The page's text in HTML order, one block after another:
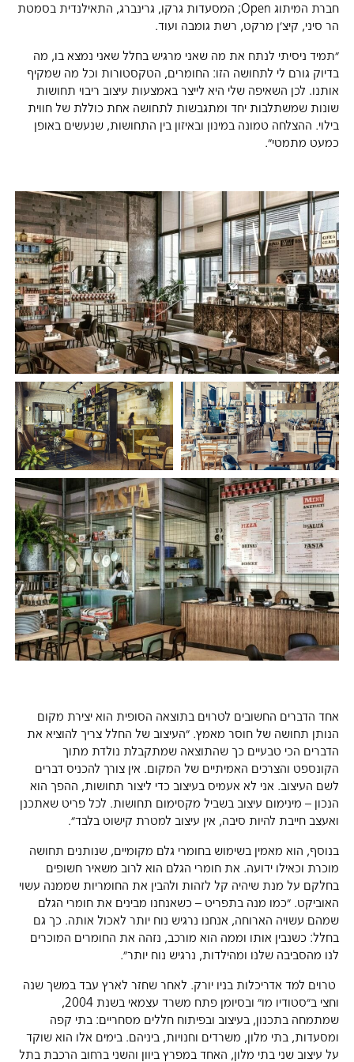
חברת המיתוג Open; המסעדות גרקו, גרינברג, התאילנדית בסמטת
הר סיני, קיצ׳ן מרקט, רשת גומבה ועוד.
״תמיד ניסיתי לנתח את מה שאני מרגיש בחלל שאני נמצא בו, מה
בדיוק גורם לי לתחושה הזו: החומרים, הטקסטורות וכל מה שמקיף
אותנו. לכן השאיפה שלי היא לייצר באמצעות עיצוב ריבוי תחושות
שונות שמשתלבות יחד ומתגבשות לתחושה אחת כוללת של חווית
בילוי. ההצלחה טמונה במינון ובאיזון בין התחושות, שנעשים באופן
כמעט מתמטי״.
Gallery
אחד הדברים החשובים לטרוים בתוצאה הסופית הוא יצירת מקום
הנותן תחושה של חוסר מאמץ. ״העיצוב של החלל צריך להוציא את
הדברים הכי טבעיים כך שהתוצאה שמתקבלת נולדת מתוך
הקונספט והצרכים האמיתיים של המקום. אין צורך להכניס דברים
לשם העיצוב. אני לא אעמיס בעיצוב כדי ליצור תחושות, ההפך הוא
הנכון – מינימום עיצוב בשביל מקסימום תחושות. לכל פריט שאתכנן
ואעצב חייבת להיות סיבה, אין עיצוב למטרת קישוט בלבד״.
בנוסף, הוא מאמין בשימוש בחומרי גלם מקומיים, שנותנים תחושה
מוכרת וכאילו ידועה. את חומרי הגלם הוא לרוב משאיר חשופים
בחלקם על מנת שיהיה קל לזהות ולהבין את החומריות שממנה עשוי
האוביקט. ״כמו מנה בתפריט – כשאנחנו מבינים את חומרי הגלם
שמהם עשויה הארוחה, אנחנו נרגיש נוח יותר לאכול אותה. כך גם
בחלל: כשנבין אותו וממה הוא מורכב, נזהה את החומרים המוכרים
לנו מהסביבה שלנו ומהילדות, נרגיש נוח יותר״.
טרוים למד אדריכלות בניו יורק. לאחר שחזר לארץ עבד במשך שנה
וחצי ב״סטודיו מו״ ובסיומן פתח משרד עצמאי בשנת 2004,
שמתמחה בתכנון, בעיצוב ובפיתוח חללים מסחריים: בתי קפה
ומסעדות, בתי מלון, משרדים וחנויות, ביניהם. בימים אלו הוא שוקד
על עיצוב שני בתי מלון, האחד במפרץ ביוון והשני ברחוב הרכבת בתל